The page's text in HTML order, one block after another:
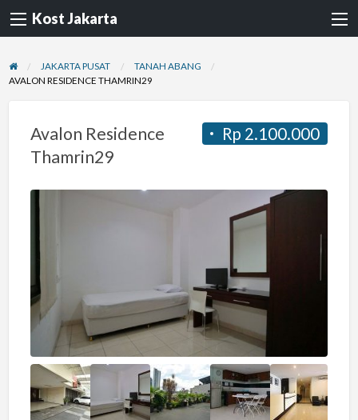
Kost Jakarta
JAKARTA PUSAT
TANAH ABANG
AVALON RESIDENCE THAMRIN29
Rp 2.100.000
Avalon Residence
Thamrin29